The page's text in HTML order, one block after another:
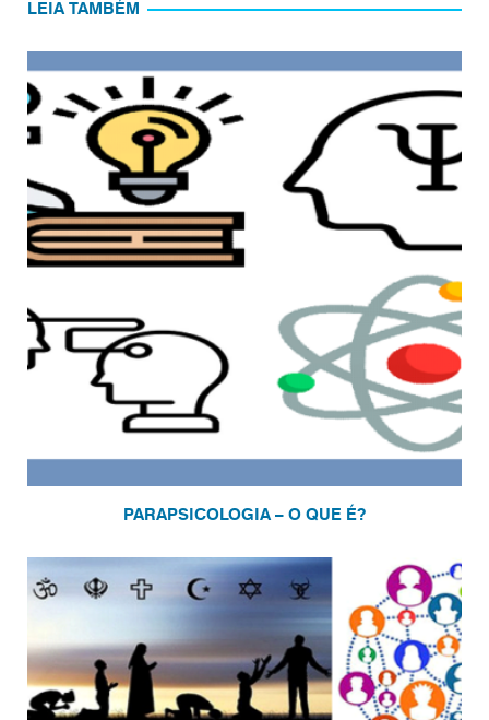
LEIA TAMBÉM
PARAPSICOLOGIA – O QUE É?